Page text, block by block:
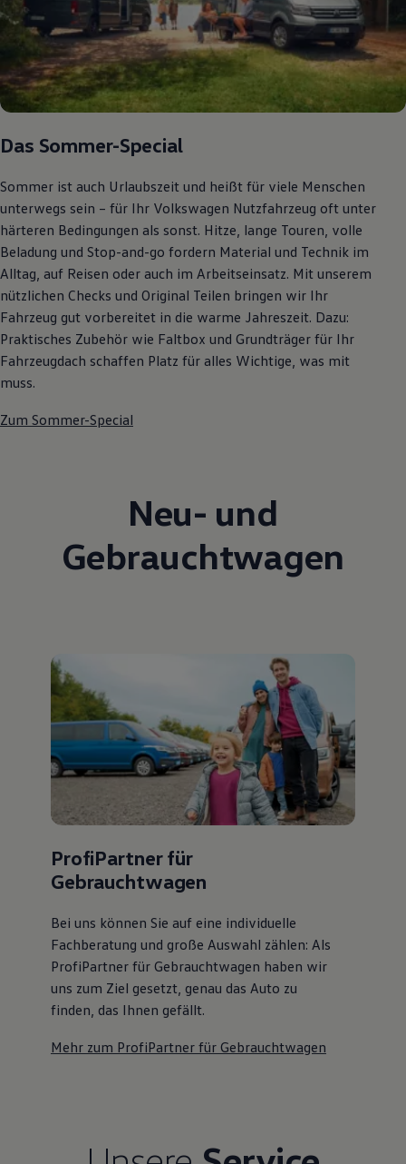
Das Sommer-Special
Sommer ist auch Urlaubszeit und heißt für viele Menschen
unterwegs sein – für Ihr Volkswagen Nutzfahrzeug oft unter
härteren Bedingungen als sonst. Hitze, lange Touren, volle
Beladung und Stop-and-go fordern Material und Technik im
Alltag, auf Reisen oder auch im Arbeitseinsatz. Mit unserem
nützlichen Checks und Original Teilen bringen wir Ihr
Fahrzeug gut vorbereitet in die warme Jahreszeit. Dazu:
Praktisches Zubehör wie Faltbox und Grundträger für Ihr
Fahrzeugdach schaffen Platz für alles Wichtige, was mit
muss.
Zum Sommer-Special
Neu- und
Gebrauchtwagen
ProfiPartner für
Gebrauchtwagen
Bei uns können Sie auf eine individuelle
Fachberatung und große Auswahl zählen: Als
ProfiPartner für Gebrauchtwagen haben wir
uns zum Ziel gesetzt, genau das Auto zu
finden, das Ihnen gefällt.
Mehr zum ProfiPartner für Gebrauchtwagen